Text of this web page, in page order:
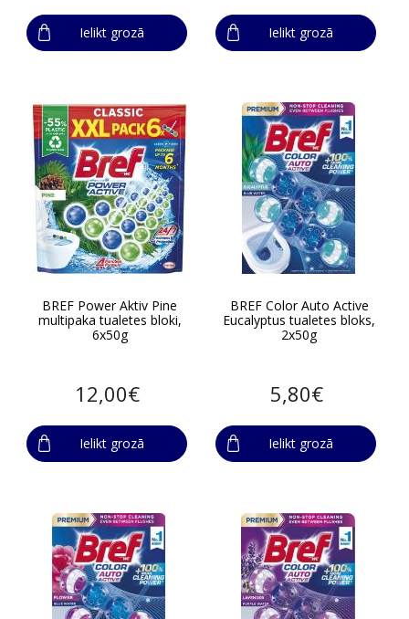
Ielikt grozā Ielikt grozā
BREF Power Aktiv Pine
multipaka tualetes bloki,
6x50g
12,00€
Ielikt grozā
BREF Color Auto Active
Eucalyptus tualetes bloks,
2x50g
5,80€
Ielikt grozā